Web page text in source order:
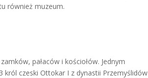
również muzeum.
pałaców i kościołów. Jednym
czeski Ottokar I z dynastii Przemyślidów